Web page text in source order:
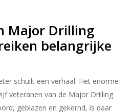
Major Drilling
belangrijke
schuilt een verhaal. Het enorme
veteranen van de Major Drilling
geblazen en gekernd, is daar